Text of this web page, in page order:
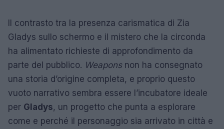
Il contrasto tra la presenza carismatica di Zia
Gladys sullo schermo e il mistero che la circonda
ha alimentato richieste di approfondimento da
parte del pubblico. Weaponsnon ha consegnato
una storia d’origine completa, e proprio questo
vuoto narrativo sembra essere l’incubatore ideale
per Gladys, un progetto che punta a esplorare
come e perché il personaggio sia arrivato in città e